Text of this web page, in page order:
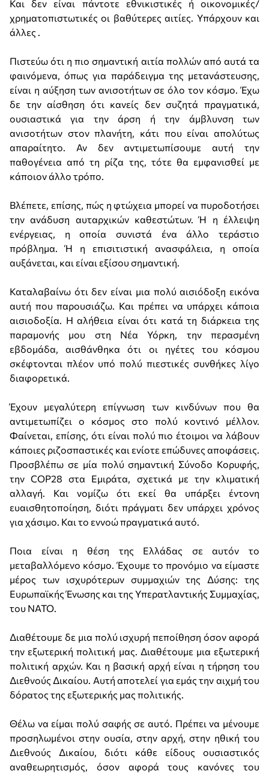
Και δεν είναι πάντοτε εθνικιστικές ή οικονομικές/
χρηματοπιστωτικές οι βαθύτερες αιτίες. Υπάρχουν και
άλλες .
Πιστεύω ότι η πιο σημαντική αιτία πολλών από αυτά τα
φαινόμενα, όπως για παράδειγμα της μετανάστευσης,
είναι η αύξηση των ανισοτήτων σε όλο τον κόσμο. Έχω
δε την αίσθηση ότι κανείς δεν συζητά πραγματικά,
ουσιαστικά για την άρση ή την άμβλυνση των
ανισοτήτων στον πλανήτη, κάτι που είναι απολύτως
απαραίτητο. Αν δεν αντιμετωπίσουμε αυτή την
παθογένεια από τη ρίζα της, τότε θα εμφανισθεί με
κάποιον άλλο τρόπο.
Βλέπετε, επίσης, πώς η φτώχεια μπορεί να πυροδοτήσει
την ανάδυση αυταρχικών καθεστώτων. Ή η έλλειψη
ενέργειας, η οποία συνιστά ένα άλλο τεράστιο
πρόβλημα. Ή η επισιτιστική ανασφάλεια, η οποία
αυξάνεται, και είναι εξίσου σημαντική.
Καταλαβαίνω ότι δεν είναι μια πολύ αισιόδοξη εικόνα
αυτή που παρουσιάζω. Και πρέπει να υπάρχει κάποια
αισιοδοξία. Η αλήθεια είναι ότι κατά τη διάρκεια της
παραμονής μου στη Νέα Υόρκη, την περασμένη
εβδομάδα, αισθάνθηκα ότι οι ηγέτες του κόσμου
σκέφτονται πλέον υπό πολύ πιεστικές συνθήκες λίγο
διαφορετικά.
Έχουν μεγαλύτερη επίγνωση των κινδύνων που θα
αντιμετωπίζει ο κόσμος στο πολύ κοντινό μέλλον.
Φαίνεται, επίσης, ότι είναι πολύ πιο έτοιμοι να λάβουν
κάποιες ριζοσπαστικές και ενίοτε επώδυνες αποφάσεις.
Προσβλέπω σε μία πολύ σημαντική Σύνοδο Κορυφής,
την COP28 στα Εμιράτα, σχετικά με την κλιματική
αλλαγή. Και νομίζω ότι εκεί θα υπάρξει έντονη
ευαισθητοποίηση, διότι πράγματι δεν υπάρχει χρόνος
για χάσιμο. Και το εννοώ πραγματικά αυτό.
Ποια είναι η θέση της Ελλάδας σε αυτόν το
μεταβαλλόμενο κόσμο. Έχουμε το προνόμιο να είμαστε
μέρος των ισχυρότερων συμμαχιών της Δύσης: της
Ευρωπαϊκής Ένωσης και της Υπερατλαντικής Συμμαχίας,
του ΝΑΤΟ.
Διαθέτουμε δε μια πολύ ισχυρή πεποίθηση όσον αφορά
την εξωτερική πολιτική μας. Διαθέτουμε μια εξωτερική
πολιτική αρχών. Και η βασική αρχή είναι η τήρηση του
Διεθνούς Δικαίου. Αυτή αποτελεί για εμάς την αιχμή του
δόρατος της εξωτερικής μας πολιτικής.
Θέλω να είμαι πολύ σαφής σε αυτό. Πρέπει να μένουμε
προσηλωμένοι στην ουσία, στην αρχή, στην ηθική του
Διεθνούς Δικαίου, διότι κάθε είδους ουσιαστικός
αναθεωρητισμός, όσον αφορά τους κανόνες του